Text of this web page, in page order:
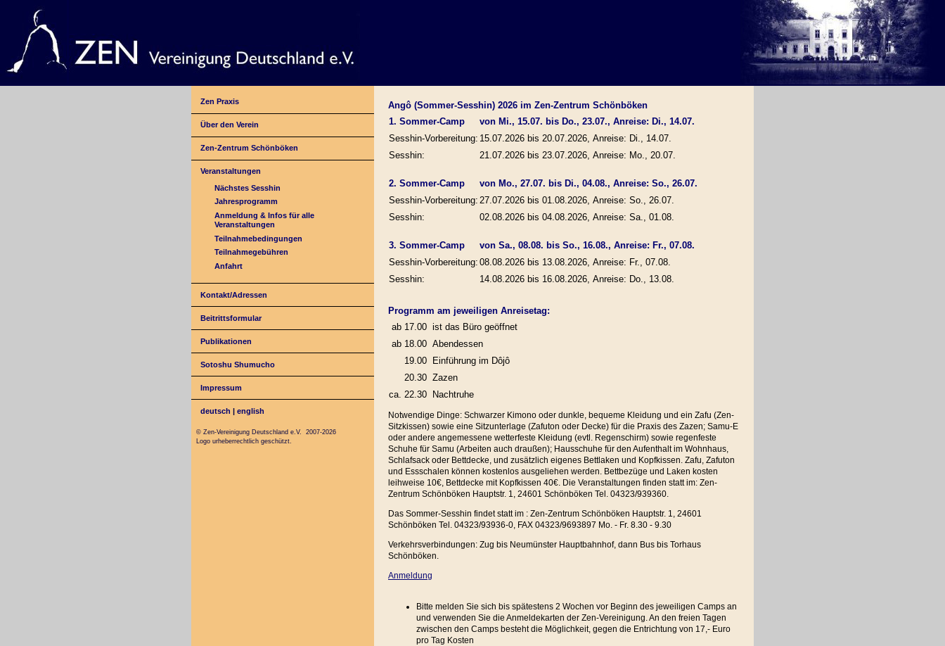
Zen Praxis
Über den Verein
Zen-Zentrum Schönböken
Veranstaltungen
Nächstes Sesshin
Jahresprogramm
Anmeldung & Infos für alle
Veranstaltungen
Teilnahmebedingungen
Teilnahmegebühren
Anfahrt
Kontakt/Adressen
Beitrittsformular
Publikationen
Sotoshu Shumucho
Impressum
deutsch |english
Angô (Sommer-Sesshin) 2026 im Zen-Zentrum Schönböken
1. Sommer-Camp
von Mi., 15.07. bis Do., 23.07., Anreise: Di., 14.07.
Sesshin-Vorbereitung: 15.07.2026 bis 20.07.2026, Anreise: Di., 14.07.
Sesshin:
21.07.2026 bis 23.07.2026, Anreise: Mo., 20.07.
2. Sommer-Camp
von Mo., 27.07. bis Di., 04.08., Anreise: So., 26.07.
Sesshin-Vorbereitung: 27.07.2026 bis 01.08.2026, Anreise: So., 26.07.
Sesshin:
02.08.2026 bis 04.08.2026, Anreise: Sa., 01.08.
3. Sommer-Camp
von Sa., 08.08. bis So., 16.08., Anreise: Fr., 07.08.
Sesshin-Vorbereitung: 08.08.2026 bis 13.08.2026, Anreise: Fr., 07.08.
Sesshin:
14.08.2026 bis 16.08.2026, Anreise: Do., 13.08.
Programm am jeweiligen Anreisetag:
ab 17.00 ist das Büro geöffnet
ab 18.00 Abendessen
19.00
Einführung im Dôjô
20.30 Zazen
ca. 22.30
Nachtruhe
Notwendige Dinge: Schwarzer Kimono oder dunkle, bequeme Kleidung und ein Zafu (Zen-
Sitzkissen) sowie eine Sitzunterlage (Zafuton oder Decke) für die Praxis des Zazen; Samu-E
oder andere angemessene wetterfeste Kleidung (evtl. Regenschirm) sowie regenfeste
Schuhe für Samu (Arbeiten auch draußen); Hausschuhe für den Aufenthalt im Wohnhaus,
Schlafsack oder Bettdecke, und zusätzlich eigenes Bettlaken und Kopfkissen. Zafu, Zafuton
und Essschalen können kostenlos ausgeliehen werden. Bettbezüge und Laken kosten
leihweise 10€, Bettdecke mit Kopfkissen 40€. Die Veranstaltungen finden statt im: Zen-
Zentrum Schönböken Hauptstr. 1, 24601 Schönböken Tel. 04323/939360.
Das Sommer-Sesshin findet statt im : Zen-Zentrum Schönböken Hauptstr. 1, 24601
Schönböken Tel. 04323/93936-0, FAX 04323/9693897 Mo. - Fr. 8.30 - 9.30
Verkehrsverbindungen: Zug bis Neumünster Hauptbahnhof, dann Bus bis Torhaus
Schönböken.
Anmeldung
Bitte melden Sie sich bis spätestens 2 Wochen vor Beginn des jeweiligen Camps an
und verwenden Sie die Anmeldekarten der Zen-Vereinigung. An den freien Tagen
zwischen den Camps besteht die Möglichkeit, gegen die Entrichtung von 17,- Euro
pro Tag Kosten
© Zen-Vereinigung Deutschland e.V. 2007-2026
Logo urheberrechtlich geschützt.